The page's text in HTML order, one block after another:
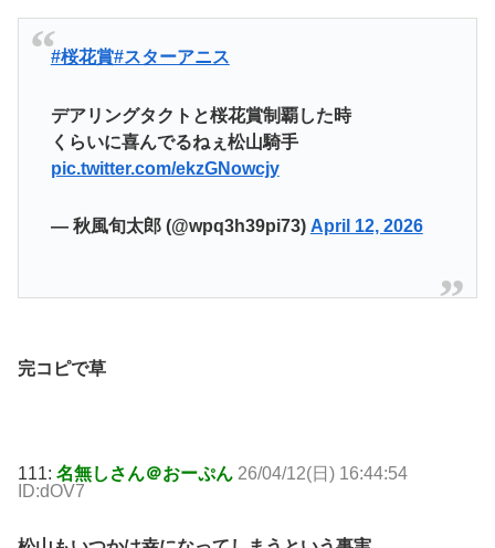
#桜花賞#スターアニス
デアリングタクトと桜花賞制覇した時
くらいに喜んでるねぇ松山騎手
pic.twitter.com/ekzGNowcjy
— 秋風旬太郎 (@wpq3h39pi73) April 12, 2026
完コピで草
111: 名無しさん＠おーぷん 26/04/12(日) 16:44:54
ID:dOV7